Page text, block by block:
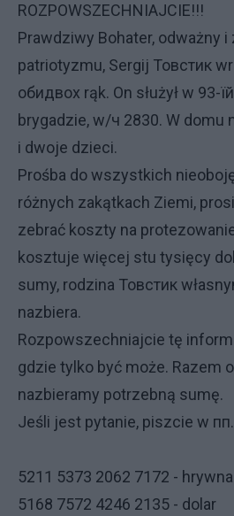
ROZPOWSZECHNIAJCIE!!!
Prawdziwy Bohater, odważny i
patriotyzmu, Sergij Товстик
обидвох rąk. On służyłw 93-їй
brygadzie,w/ч 2830. W domu
i dwoje dzieci.
Prośba dowszystkich
różnych zakątkach Ziemi, prosi
zebrać koszty na
kosztuje więcej stu tysięcy
sumy, rodzina Товстик
nazbiera.
Rozpowszechniajcie tę
gdzie tylko być może. Razem
nazbieramy potrzebną sumę.
Jeśli jest pytanie, piszcie w пп.
5211 5373 2062 7172 - hrywna
5168 7572 4246 2135 - dolar